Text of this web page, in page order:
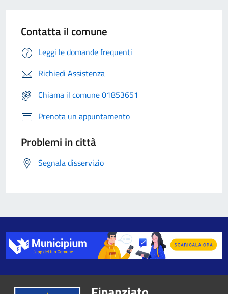
Contatta il comune
Leggi le domande frequenti
Richiedi Assistenza
Chiama il comune 01853651
Prenota un appuntamento
Problemi in città
Segnala disservizio